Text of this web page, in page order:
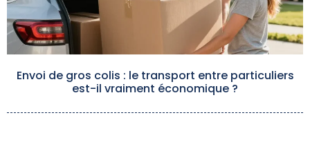
Envoi de gros colis : le transport entre particuliers
est-il vraiment économique ?